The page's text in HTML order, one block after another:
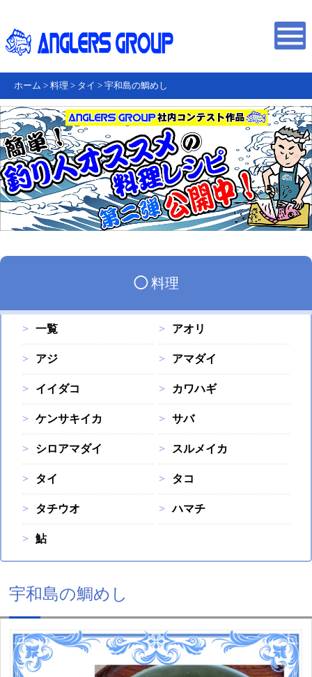
ホーム > 料理 > タイ > 宇和島の鯛めし
◯料理
一覧 アオリ
アジ アマダイ
イイダコ カワハギ
ケンサキイカ サバ
シロアマダイ スルメイカ
タイ タコ
タチウオ ハマチ
鮎
宇和島の鯛めし